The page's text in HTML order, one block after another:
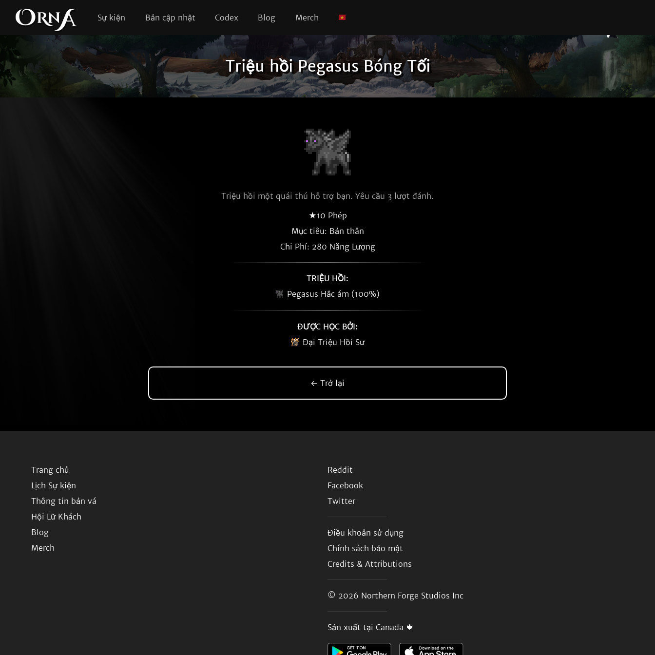
Sự kiện Bản cập nhật Codex Blog Merch
Triệu hồi Pegasus Bóng Tối
Triệu hồi một quái thú hỗ trợ bạn. Yêu cầu 3 lượt đánh.
★10 Phép
Mục tiêu: Bản thân
Chi Phí: 280 Năng Lượng
TRIỆU HỒI:
Pegasus Hắc ám (100%)
ĐƯỢC HỌC BỞI:
Đại Triệu Hồi Sư
← Trở lại
Trang chủ
Lịch Sự kiện
Thông tin bản vá
Hội Lữ Khách
Blog
Merch
Reddit
Facebook
Twitter
Điều khoản sử dụng
Chính sách bảo mật
Credits & Attributions
© 2026 Northern Forge Studios Inc
Sản xuất tại Canada 🍁